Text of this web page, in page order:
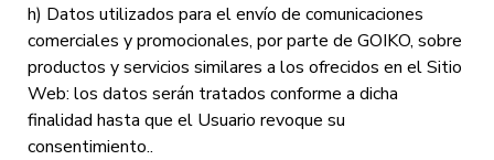
h) Datos utilizados para el envío de comunicaciones
comerciales y promocionales, por parte de GOIKO, sobre
productos y servicios similares a los ofrecidos en el Sitio
Web: los datos serán tratados conforme a dicha
finalidad hasta que el Usuario revoque su
consentimiento..